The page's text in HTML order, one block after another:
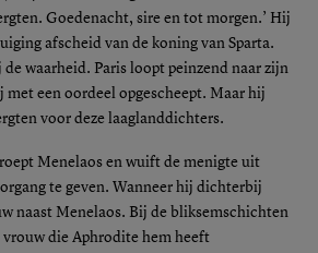
Goedenacht, sire en tot morgen.’ Hij
afscheid van de koning van Sparta.
waarheid. Paris loopt peinzend naar zijn
een oordeel opgescheept. Maar hij
voor deze laaglanddichters.
roept Menelaos en wuift de menigte uit
te geven. Wanneer hij dichterbij
naast Menelaos. Bij de bliksemschichten
die Aphrodite hem heeft